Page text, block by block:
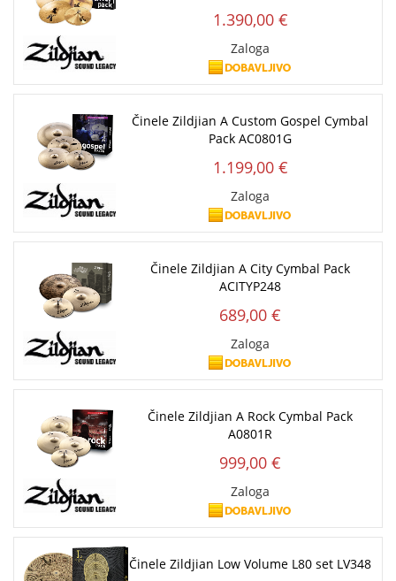
1.390,00 €
Zaloga
Činele Zildjian A Custom Gospel Cymbal
Pack AC0801G
1.199,00 €
Zaloga
Činele Zildjian A City Cymbal Pack
ACITYP248
689,00 €
Zaloga
Činele Zildjian A Rock Cymbal Pack
A0801R
999,00 €
Zaloga
Činele Zildjian Low Volume L80 set LV348